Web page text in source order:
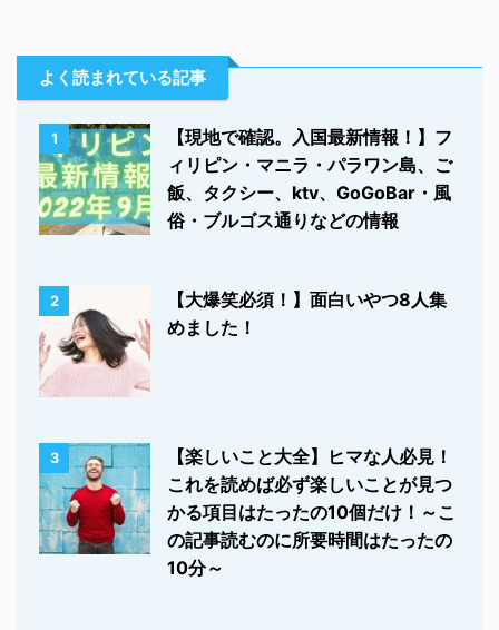
よく読まれている記事
1
【現地で確認。入国最新情報！】フ
ィリピン・マニラ・パラワン島、ご
飯、タクシー、ktv、GoGoBar・風
俗・ブルゴス通りなどの情報
2
【大爆笑必須！】面白いやつ8人集
めました！
3
【楽しいこと大全】ヒマな人必見！
これを読めば必ず楽しいことが見つ
かる項目はたったの10個だけ！～こ
の記事読むのに所要時間はたったの
10分～